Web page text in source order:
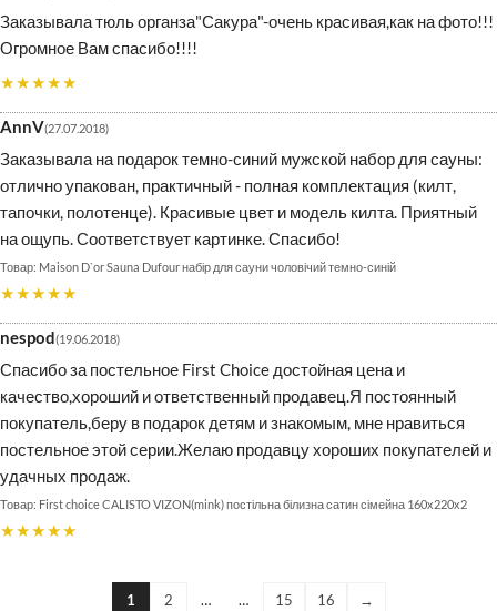
Заказывала тюль органза"Сакура"-очень красивая,как на фото!!!
Огромное Вам спасибо!!!!
★★★★★
AnnV 27.07.2018
Заказывала на подарок темно-синий мужской набор для сауны:
отлично упакован, практичный - полная комплектация (килт,
тапочки, полотенце). Красивые цвет и модель килта. Приятный
на ощупь. Соответствует картинке. Спасибо!
Maison D`or Sauna Dufour набір для сауни чоловічий темно-синій
★★★★★
nespod 19.06.2018
Спасибо за постельное First Choice достойная цена и
качество,хороший и ответственный продавец.Я постоянный
покупатель,беру в подарок детям и знакомым, мне нравиться
постельное этой серии.Желаю продавцу хороших покупателей и
удачных продаж.
First choice CALISTO VIZON(mink) постільна білизна сатин сімейна 160х220х2
★★★★★
1 2 … … 15 16 →